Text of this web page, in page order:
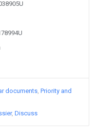
documents Priority and
Discuss